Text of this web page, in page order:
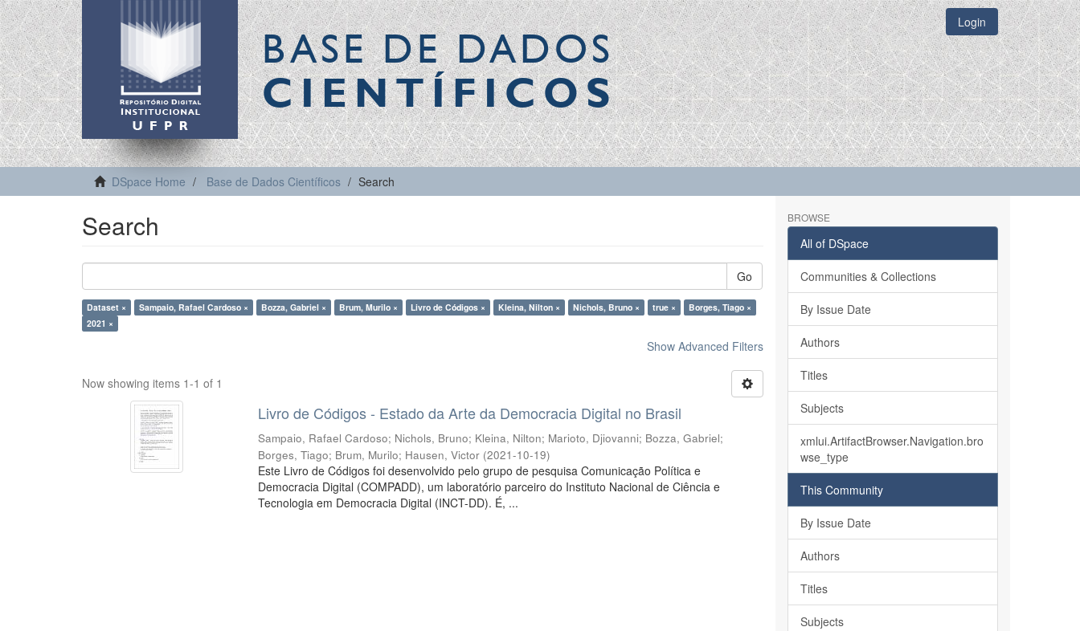
BASE DE DADOS
CIENTÍFICOS
Login
DSpace Home Base de Dados Científicos Search
Search
Go
Dataset × Sampaio, Rafael Cardoso × Bozza, Gabriel × Brum, Murilo × Livro de Códigos × Kleina, Nilton × Nichols, Bruno × true ×
Borges, Tiago ×
2021 ×
Show Advanced Filters
Now showing items 1-1 of 1
Livro de Códigos - Estado da Arte da Democracia Digital no Brasil
Sampaio, Rafael Cardoso; Nichols, Bruno; Kleina, Nilton; Marioto, Djiovanni; Bozza, Gabriel;
Borges, Tiago; Brum, Murilo; Hausen, Victor (2021-10-19)
Este Livro de Códigos foi desenvolvido pelo grupo de pesquisa Comunicação Política e
Democracia Digital (COMPADD), um laboratório parceiro do Instituto Nacional de Ciência e
Tecnologia em Democracia Digital (INCT-DD). É, ...
BROWSE
All of DSpace
Communities & Collections
By Issue Date
Authors
Titles
Subjects
xmlui.ArtifactBrowser.Navigation.bro
wse_type
This Community
By Issue Date
Authors
Titles
Subjects